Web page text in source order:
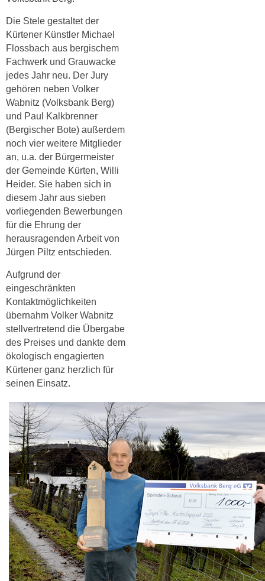
Die Stele gestaltet der
Kürtener Künstler Michael
Flossbach aus bergischem
Fachwerk und Grauwacke
jedes Jahr neu. Der Jury
gehören neben Volker
Wabnitz (Volksbank Berg)
und Paul Kalkbrenner
(Bergischer Bote) außerdem
noch vier weitere Mitglieder
an, u.a. der Bürgermeister
der Gemeinde Kürten, Willi
Heider. Sie haben sich in
diesem Jahr aus sieben
vorliegenden Bewerbungen
für die Ehrung der
herausragenden Arbeit von
Jürgen Piltz entschieden.
Aufgrund der
eingeschränkten
Kontaktmöglichkeiten
übernahm Volker Wabnitz
stellvertretend die Übergabe
des Preises und dankte dem
ökologisch engagierten
Kürtener ganz herzlich für
seinen Einsatz.